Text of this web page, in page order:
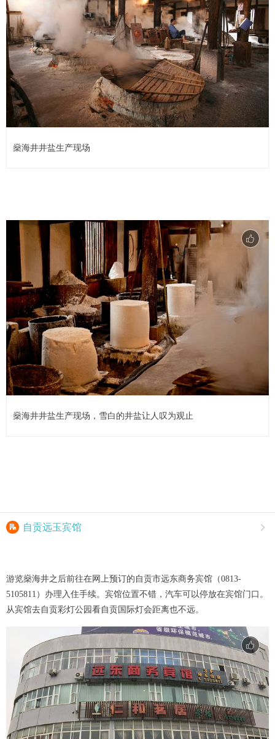
燊海井井盐生产现场
燊海井井盐生产现场，雪白的井盐让人叹为观止
 自贡远玉宾馆 
游览燊海井之后前往在网上预订的自贡市远东商务宾馆（0813-
5105811）办理入住手续。宾馆位置不错，汽车可以停放在宾馆门口。
从宾馆去自贡彩灯公园看自贡国际灯会距离也不远。